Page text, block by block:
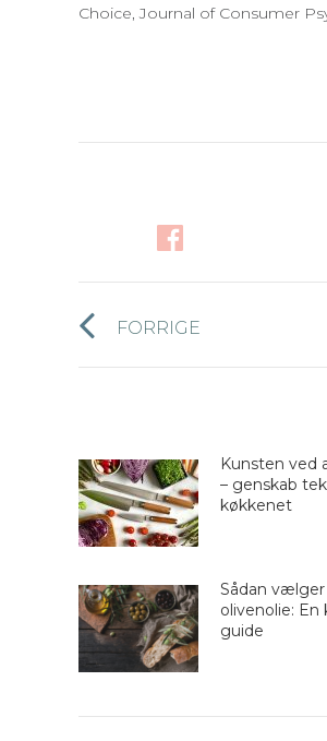
Choice, Journal of Consumer
FORRIGE
Forrige
nyhed:
Kunsten ved
– genskab
køkkenet
Sådan
olivenolie:
guide